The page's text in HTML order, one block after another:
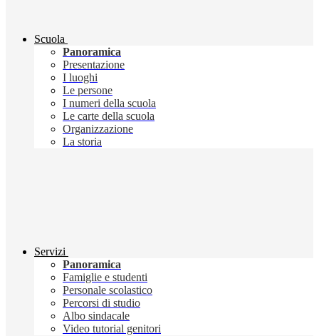
Scuola
Panoramica
Presentazione
I luoghi
Le persone
I numeri della scuola
Le carte della scuola
Organizzazione
La storia
Servizi
Panoramica
Famiglie e studenti
Personale scolastico
Percorsi di studio
Albo sindacale
Video tutorial genitori